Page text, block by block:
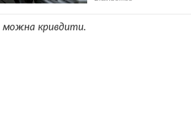
можна кривдити.